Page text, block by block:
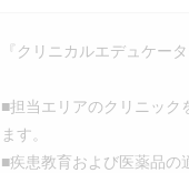
『クリニカルエデュケータ
■担当エリアのクリニッ
ます。
■疾患教育および医薬品の